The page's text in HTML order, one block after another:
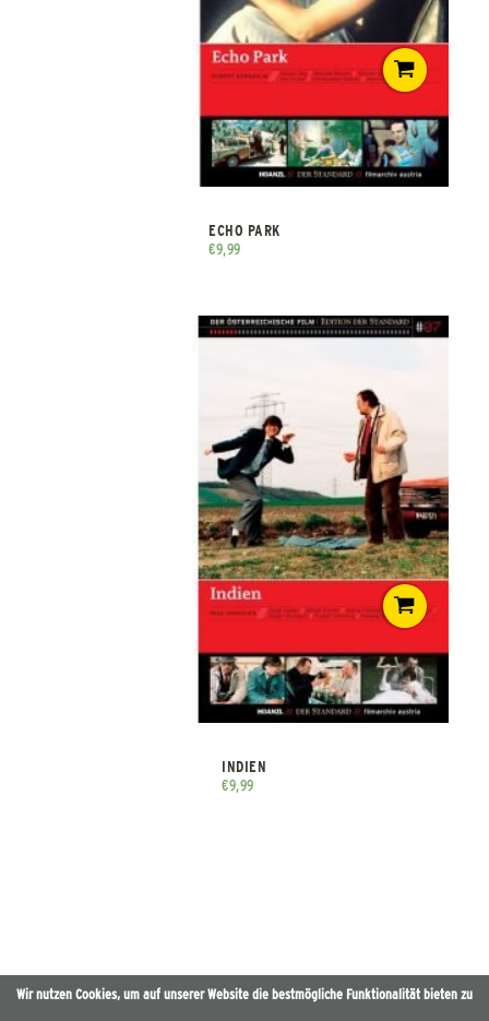
ECHO PARK
€9,99
INDIEN
€9,99
Wir nutzen Cookies, um auf unserer Website die bestmögliche Funktionalität bieten zu